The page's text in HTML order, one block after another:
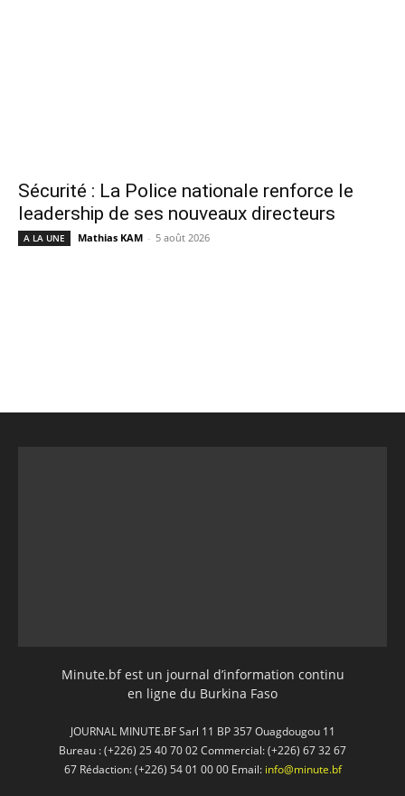
Sécurité : La Police nationale renforce le
leadership de ses nouveaux directeurs
A LA UNE Mathias KAM - 5 août 2026
Minute.bf est un journal d’information continu
en ligne du Burkina Faso
JOURNAL MINUTE.BF Sarl 11 BP 357 Ouagdougou 11
Bureau : (+226) 25 40 70 02 Commercial: (+226) 67 32 67
67 Rédaction: (+226) 54 01 00 00 Email: info@minute.bf